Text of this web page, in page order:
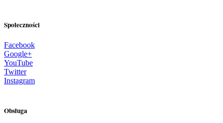
Społeczności
Facebook
Google+
YouTube
Twitter
Instagram
Obsługa